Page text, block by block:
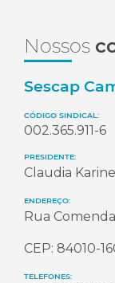
Nossos
Sescap
CÓDIGO SINDICAL:
002.365.911-6
PRESIDENTE:
Claudia
ENDEREÇO:
Rua
CEP: 84010-
TELEFONES: